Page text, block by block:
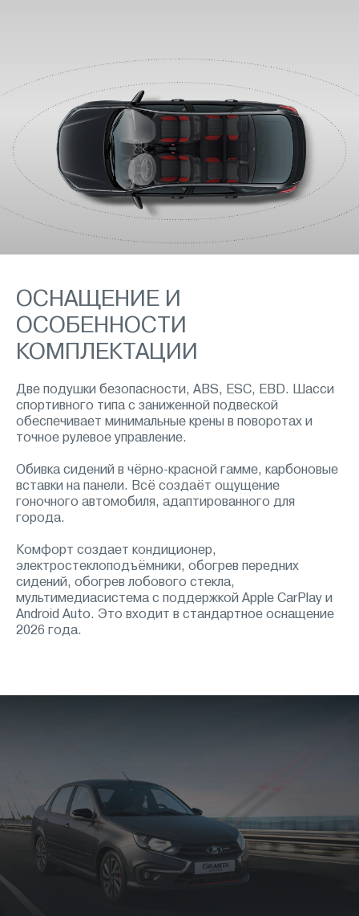
ОСНАЩЕНИЕ И
ОСОБЕННОСТИ
КОМПЛЕКТАЦИИ
Две подушки безопасности, ABS, ESC, EBD. Шасси
спортивного типа с заниженной подвеской
обеспечивает минимальные крены в поворотах и
точное рулевое управление.
Обивка сидений в чёрно-красной гамме, карбоновые
вставки на панели. Всё создаёт ощущение
гоночного автомобиля, адаптированного для
города.
Комфорт создает кондиционер,
электростеклоподъёмники, обогрев передних
сидений, обогрев лобового стекла,
мультимедиасистема с поддержкой Apple CarPlay и
Android Auto. Это входит в стандартное оснащение
2026 года.